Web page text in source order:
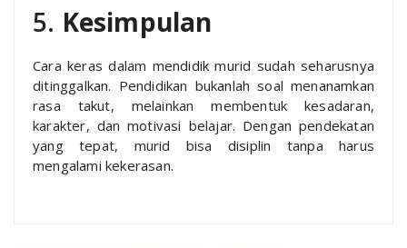
5. Kesimpulan
Cara keras dalam mendidik murid sudah seharusnya
ditinggalkan. Pendidikan bukanlah soal menanamkan
rasa takut, melainkan membentuk kesadaran,
karakter, dan motivasi belajar. Dengan pendekatan
yang tepat, murid bisa disiplin tanpa harus
mengalami kekerasan.